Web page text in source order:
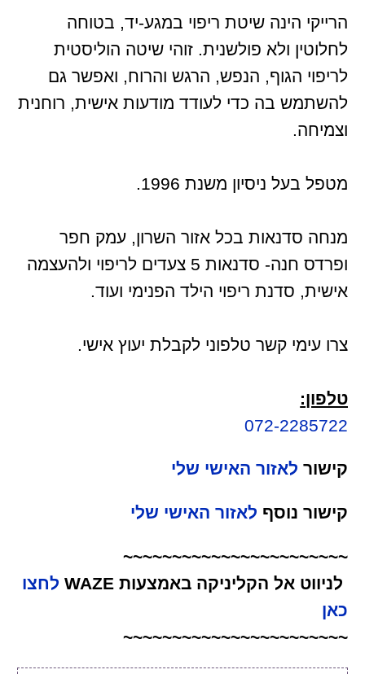
הרייקי הינה שיטת ריפוי במגע-יד, בטוחה
לחלוטין ולא פולשנית. זוהי שיטה הוליסטית
לריפוי הגוף, הנפש, הרגש והרוח, ואפשר גם
להשתמש בה כדי לעודד מודעות אישית, רוחנית
וצמיחה.
מטפל בעל ניסיון משנת 1996.
מנחה סדנאות בכל אזור השרון, עמק חפר
ופרדס חנה- סדנאות 5 צעדים לריפוי ולהעצמה
אישית, סדנת ריפוי הילד הפנימי ועוד.
צרו עימי קשר טלפוני לקבלת יעוץ אישי.
טלפון:
072-2285722
קישור לאזור האישי שלי
קישור נוסף לאזור האישי שלי
~~~~~~~~~~~~~~~~~~~~~~~
לניווט אל הקליניקה באמצעות WAZE
לחצו
כאן
~~~~~~~~~~~~~~~~~~~~~~~